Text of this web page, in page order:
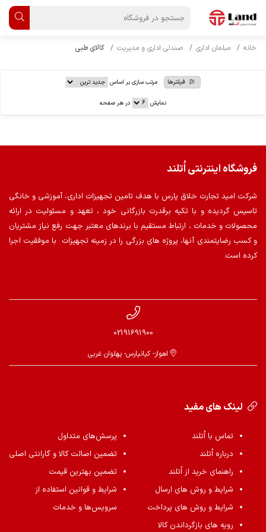
خانه مبلمان اداری صندلی اداری و مدیریت کالای طبی
فیلترها مرتب سازی بر اساس
نمایش در هر صفحه
فروشگاه اینترنتی اُتلند
شرکت امید تجارت خلاق پارس با هدف تامین تجهیزات اداری، آموزشی و خانگی
تاسیس گردیده و با تکیه برقدرت بازرگانی خود ، تعهد و مسئولیت در ارائه
محصولات و خدمات ، ارتباط مستقیم با برندهای معتبر جهت رفع نیاز مشتریان
و کسب رضایتمندی آنها، پروژه های بزرگی را در زمینه تجهیزات با موفقیت اجرا
کرده است.
02191691900
اهواز- کیانپارس- پهلوان غربی
لینک های مفید
تماس با اُتلند
درباره اُتلند
راهنمای خرید از اُتلند
شرایط و روش های ارسال
شرایط و روش های پرداخت
رویه های بازگرداندن کالا
پرسش‌های متداول
تضمین اصالت کالا و گارانتی اصلی
تضمین بهترین قیمت
شرایط و قوانین استفاده از
سرویس‌ها و خدمات